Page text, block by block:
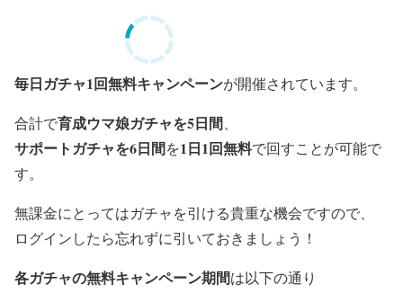
毎日ガチャ1回無料キャンペーンが開催されています。
合計で育成ウマ娘ガチャを5日間
サポートガチャを6日間を1日1回無料で回すことが可能で
す。
無課金にとってはガチャを引ける貴重な機会ですので、
ログインしたら忘れずに引いておきましょう！
各ガチャの無料キャンペーン期間は以下の通り